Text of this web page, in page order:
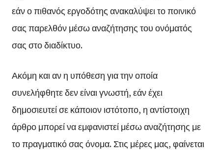
εάν ο πιθανός εργοδότης ανακαλύψει το ποινικό
σας παρελθόν μέσω αναζήτησης του ονόματός
σας στο διαδίκτυο.
Ακόμη και αν η υπόθεση για την οποία
συνελήφθητε δεν είναι γνωστή, εάν έχει
δημοσιευτεί σε κάποιον ιστότοπο, η αντίστοιχη
άρθρο μπορεί να εμφανιστεί μέσω αναζήτησης με
το πραγματικό σας όνομα. Στις μέρες μας, φαίνεται